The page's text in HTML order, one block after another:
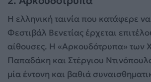
Η ελληνική ταινία που κατάφερε
Φεστιβάλ Βενετίας έρχεται
αίθουσες. Η «Αρκουδότρυπα» των
Παπαδάκη και Στέργιου
μία έντονη και βαθιά